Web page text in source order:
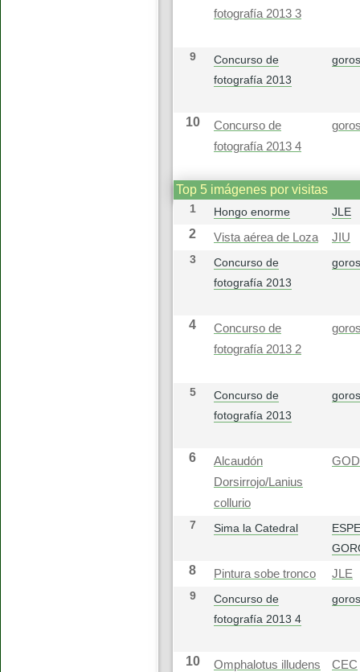
fotografía 2013 3
9
Concurso de
fotografía 2013
10
Concurso de
fotografía 2013 4
Top 5 imágenes por visitas
1 Hongo enorme JLE
2 Vista aérea de Loza
JIU
3
Concurso de
fotografía 2013
4
Concurso de
fotografía 2013 2
5
Concurso de
fotografía 2013
6
Alcaudón
Dorsirrojo/Lanius
collurio
GOD
7 Sima la Catedral
8 Pintura sobe tronco
JLE
9
Concurso de
fotografía 2013 4
10 Omphalotus illudens CEC